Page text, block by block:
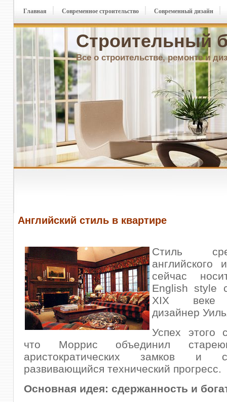
Строительный
Все о строительстве, ремонте и
Главная Современное строительство Современный дизайн
Английский стиль в квартире
Стиль
английского
сейчас
English style
XIX веке
дизайнер
Успех этого
что Моррис объединил
аристократических замков и
развивающийся технический прогресс.
Основная идея: сдержанность и